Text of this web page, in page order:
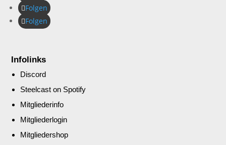
Folgen
Folgen
Infolinks
Discord
Steelcast on Spotify
Mitgliederinfo
Mitgliederlogin
Mitgliedershop